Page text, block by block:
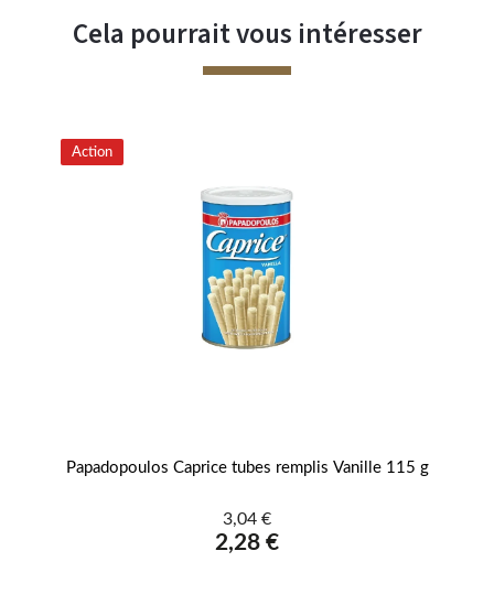
Cela pourrait vous intéresser
Action
Papadopoulos Caprice tubes remplis Vanille 115 g
3,04 €
2,28 €